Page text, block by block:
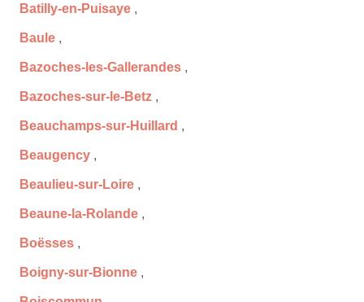
Batilly-en-Puisaye ,
Baule ,
Bazoches-les-Gallerandes ,
Bazoches-sur-le-Betz ,
Beauchamps-sur-Huillard ,
Beaugency ,
Beaulieu-sur-Loire ,
Beaune-la-Rolande ,
Boësses ,
Boigny-sur-Bionne ,